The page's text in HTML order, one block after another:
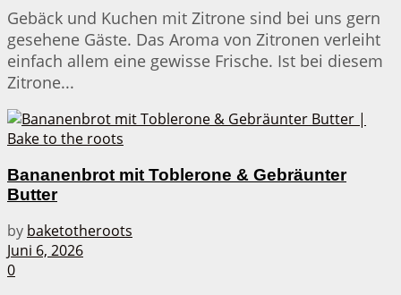
Gebäck und Kuchen mit Zitrone sind bei uns gern
gesehene Gäste. Das Aroma von Zitronen verleiht
einfach allem eine gewisse Frische. Ist bei diesem
Zitrone...
Bananenbrot mit Toblerone & Gebräunter
Butter
by baketotheroots
Juni 6, 2026
0